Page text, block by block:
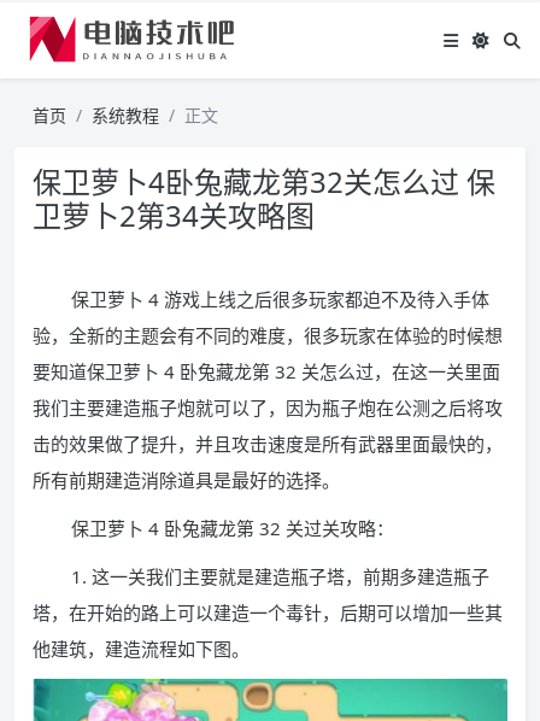
首页 系统教程 正文
保卫萝卜4卧兔藏龙第32关怎么过 保
卫萝卜2第34关攻略图
保卫萝卜 4 游戏上线之后很多玩家都迫不及待入手体
验，全新的主题会有不同的难度，很多玩家在体验的时候想
要知道保卫萝卜 4 卧兔藏龙第 32 关怎么过，在这一关里面
我们主要建造瓶子炮就可以了，因为瓶子炮在公测之后将攻
击的效果做了提升，并且攻击速度是所有武器里面最快的，
所有前期建造消除道具是最好的选择。
保卫萝卜 4 卧兔藏龙第 32 关过关攻略：
1. 这一关我们主要就是建造瓶子塔，前期多建造瓶子
塔，在开始的路上可以建造一个毒针，后期可以增加一些其
他建筑，建造流程如下图。